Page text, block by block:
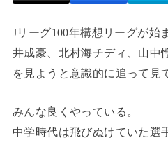
Jリーグ100年構想リーグが始
井成豪、北村海チディ、山中
を見ようと意識的に追って見
みんな良くやっている。
中学時代は飛びぬけていた選